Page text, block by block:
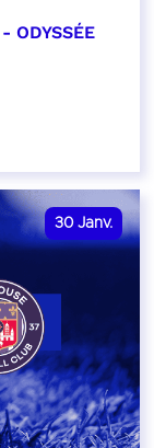
ODYSSÉE
30 Janv.